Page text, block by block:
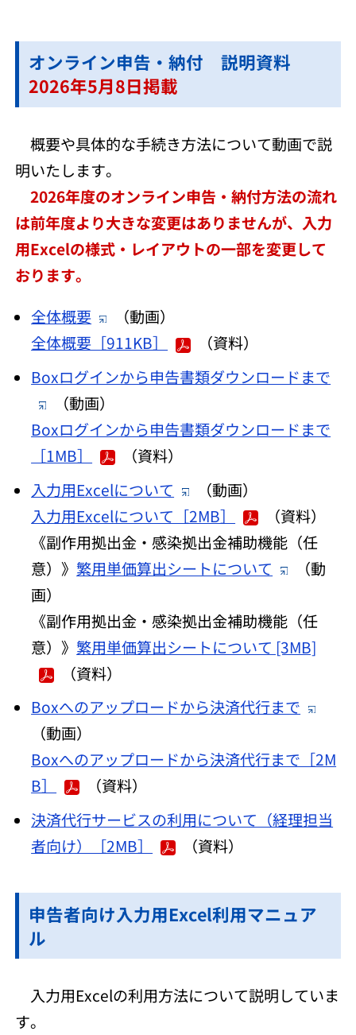
オンライン申告・納付 説明資料
2026年5月8日掲載
概要や具体的な手続き方法について動画で説
明いたします。
2026年度のオンライン申告・納付方法の流れ
は前年度より大きな変更はありませんが、入力
用Excelの様式・レイアウトの一部を変更して
おります。
全体概要
（動画）
全体概要［911KB］
（資料）
Boxログインから申告書類ダウンロードまで
（動画）
Boxログインから申告書類ダウンロードまで
［1MB］
（資料）
入力用Excelについて
（動画）
入力用Excelについて［2MB］
（資料）
《副作用拠出金・感染拠出金補助機能（任
意）》繁用単価算出シートについて
（動
画）
《副作用拠出金・感染拠出金補助機能（任
意）》繁用単価算出シートについて [3MB]
（資料）
Boxへのアップロードから決済代行まで
（動画）
Boxへのアップロードから決済代行まで［2M
B］
（資料）
決済代行サービスの利用について（経理担当
者向け）［2MB］
（資料）
申告者向け入力用Excel利用マニュア
ル
入力用Excelの利用方法について説明していま
す。